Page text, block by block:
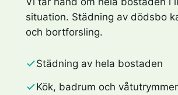
situation. Städning av dödsbo
och bortforsling.
Städning av hela bostaden
Kök, badrum och